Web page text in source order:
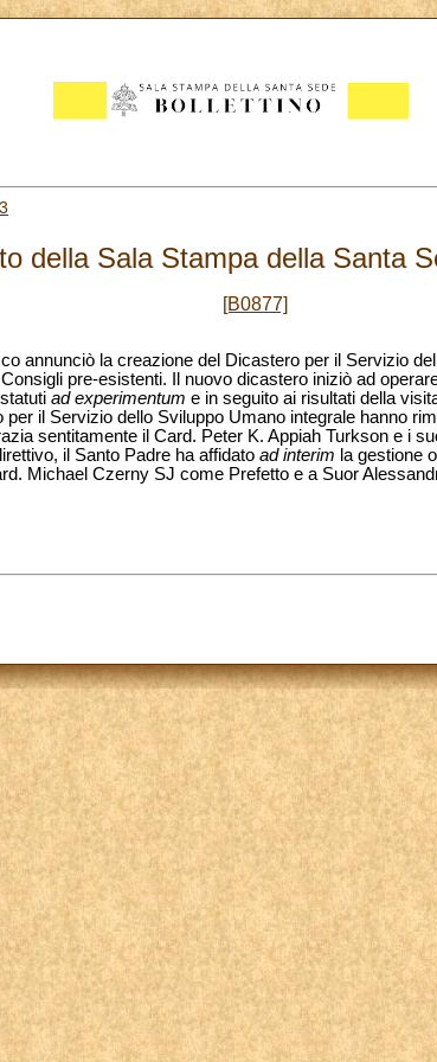
della Sala Stampa della Santa
[B0877]
annunciò la creazione del Dicastero per il Servizio
pre-esistenti. Il nuovo dicastero iniziò ad
ad experimentum e in seguito ai risultati della
il Servizio dello Sviluppo Umano integrale hanno
sentitamente il Card. Peter K. Appiah Turkson e i
il Santo Padre ha affidato ad interim la gestione
Michael Czerny SJ come Prefetto e a Suor